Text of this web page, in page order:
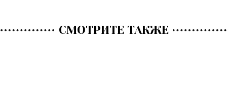
СМОТРИТЕ ТАКЖЕ